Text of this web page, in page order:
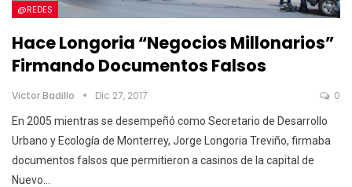
@REDES
Hace Longoria “Negocios Millonarios”
Firmando Documentos Falsos
Victor Badillo Dic 27, 2017 0
En 2005 mientras se desempeñó como Secretario de Desarrollo
Urbano y Ecología de Monterrey, Jorge Longoria Treviño, firmaba
documentos falsos que permitieron a casinos de la capital de
Nuevo…